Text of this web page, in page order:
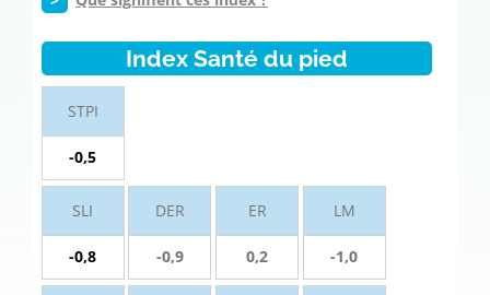
Index Santé du pied
STPI
-0,5
SLI
-0,8
DER
-0,9
ER
0,2
LM
-1,0